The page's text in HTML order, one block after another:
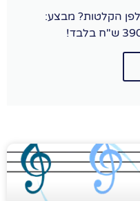
הקלטות? מבצע: